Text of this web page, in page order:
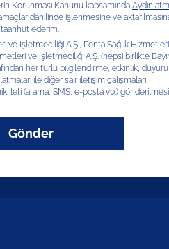
Korunması Kanunu kapsamında
dahilinde işlenmesine ve
ederim.
ve İşletmeciliği A.Ş., Penta Sağlık Hizmetleri
ve İşletmeciliği A.Ş. (hepsi birlikte
her türlü bilgilendirme, etkinlik, duyuru,
ile diğer sair iletişim çalışmaları
ileti (arama, SMS, e-posta vb.)
Gönder